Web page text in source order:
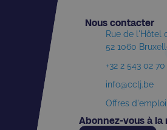
Nous contacter​
Rue de l'Hôtel
52 1060
+32 2 543 02 70
info@cclj.be
Offres d'emploi
Abonnez-vous à la